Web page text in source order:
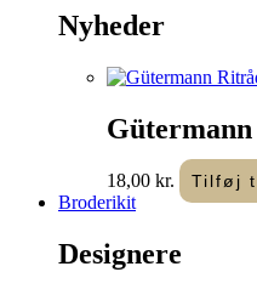
Nyheder
18,00 kr. Tilføj
Broderikit
Designere